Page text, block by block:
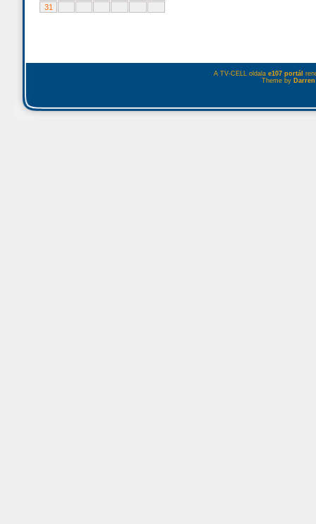
31
A TV-CELL oldala e107 portál
Theme by